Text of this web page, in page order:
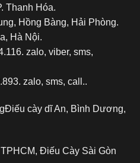
Thanh Hóa.
Hồng Bàng, Hải Phòng.
Hà Nội.
zalo, viber, sms,
zalo, sms, call..
Điếu cày dĩ An, Bình Dương,
Điếu Cày Sài Gòn